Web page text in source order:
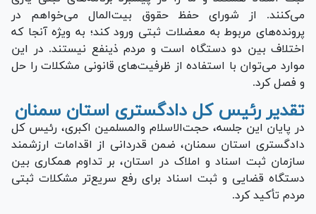
می‌کنند. از شورای حفظ حقوق بیت‌المال می‌خواهم در
پرونده‌های مربوط به معضلات ثبتی ورود کند؛ به ویژه آنجا که
اختلاف بین دو دستگاه است و مردم ذینفع نیستند. در این
موارد می‌توان با استفاده از ظرفیت‌های قانونی مشکلات را حل
و فصل کرد.
تقدیر رئیس کل دادگستری استان سمنان
در پایان این جلسه، حجت‌الاسلام والمسلمین اکبری، رئیس کل
دادگستری استان سمنان، ضمن قدردانی از اقدامات ارزشمند
سازمان ثبت اسناد و املاک در استان، بر تداوم همکاری بین
دستگاه قضایی و ثبت اسناد برای رفع سریع‌تر مشکلات ثبتی
مردم تأکید کرد.